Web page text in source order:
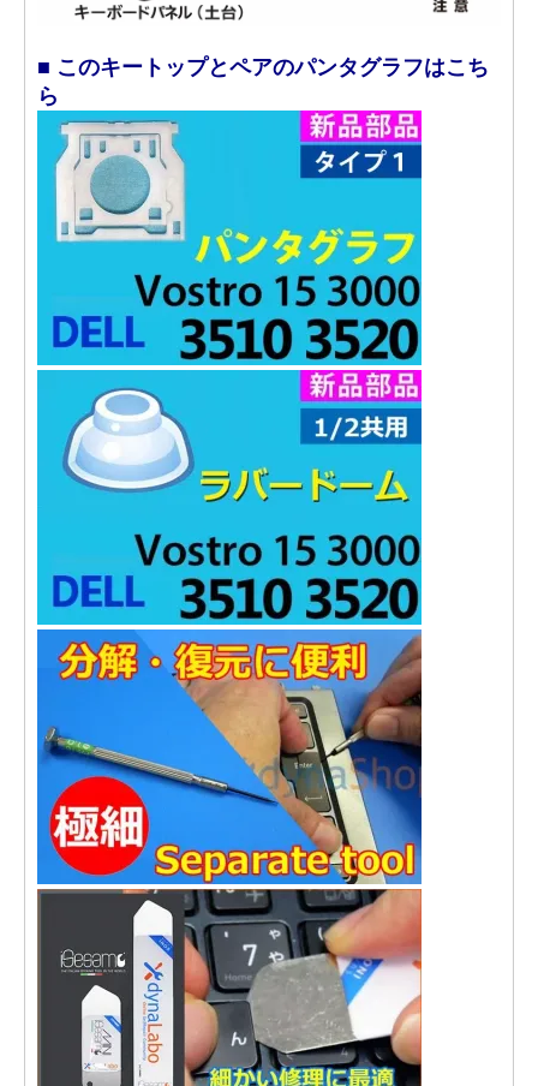
■ このキートップとペアのパンタグラフはこち
ら